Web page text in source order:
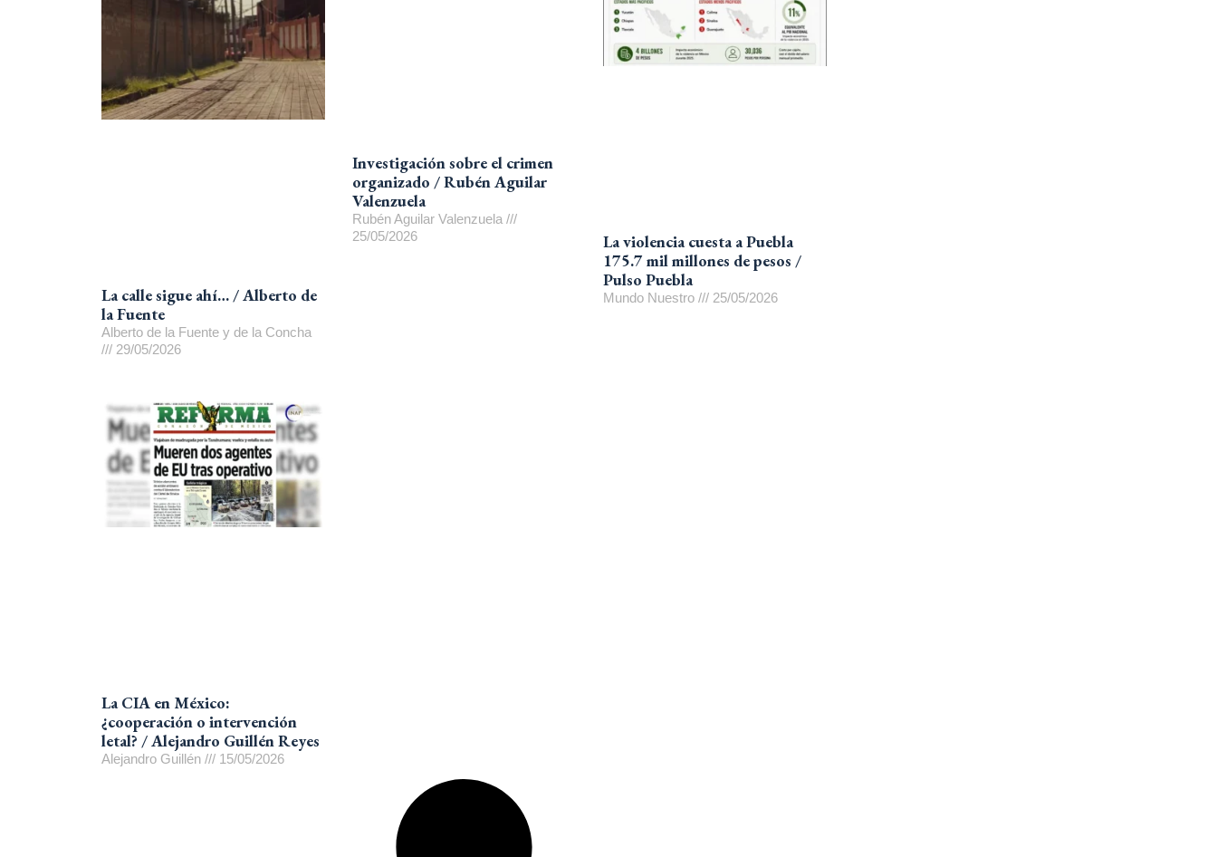
La calle sigue ahí… / Alberto de
la Fuente
Alberto de la Fuente y de la Concha
29/05/2026
Investigación sobre el crimen
organizado / Rubén Aguilar
Valenzuela
Rubén Aguilar Valenzuela
25/05/2026
La violencia cuesta a Puebla
175.7 mil millones de pesos /
Pulso Puebla
Mundo Nuestro 25/05/2026
La CIA en México:
¿cooperación o intervención
letal? / Alejandro Guillén Reyes
Alejandro Guillén 15/05/2026